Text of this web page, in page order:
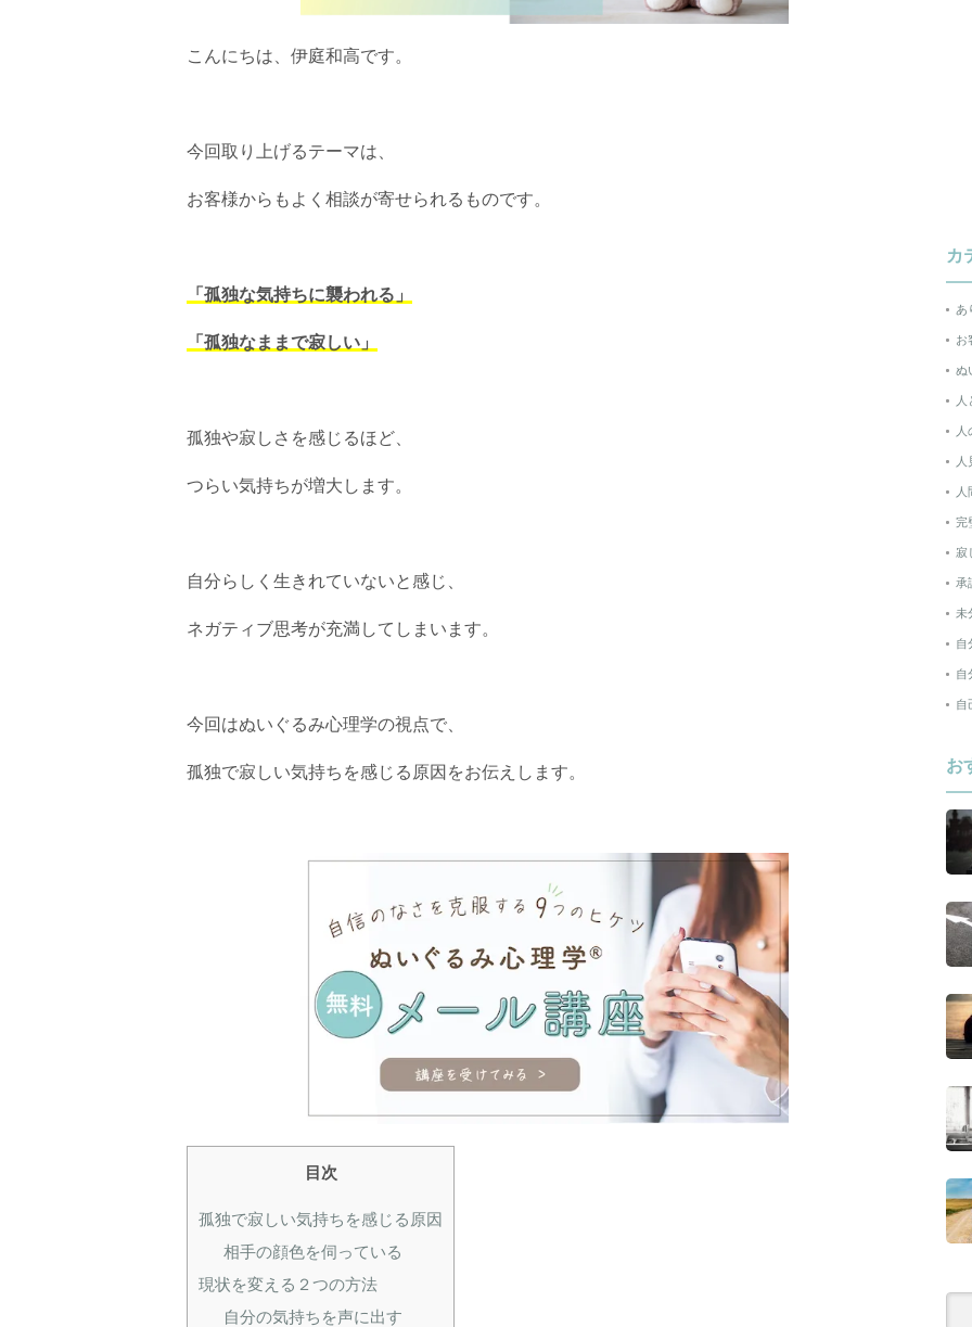
こんにちは、伊庭和高です。
今回取り上げるテーマは、
お客様からもよく相談が寄せられるものです。
「孤独な気持ちに襲われる」
「孤独なままで寂しい」
孤独や寂しさを感じるほど、
つらい気持ちが増大します。
自分らしく生きれていないと感じ、
ネガティブ思考が充満してしまいます。
今回はぬいぐるみ心理学の視点で、
孤独で寂しい気持ちを感じる原因をお伝えします。
目次
孤独で寂しい気持ちを感じる原因
相手の顔色を伺っている
現状を変える２つの方法
自分の気持ちを声に出す
カ
あ
お
ぬ
人
人
人
完
寂
承
未
自
自
自
お